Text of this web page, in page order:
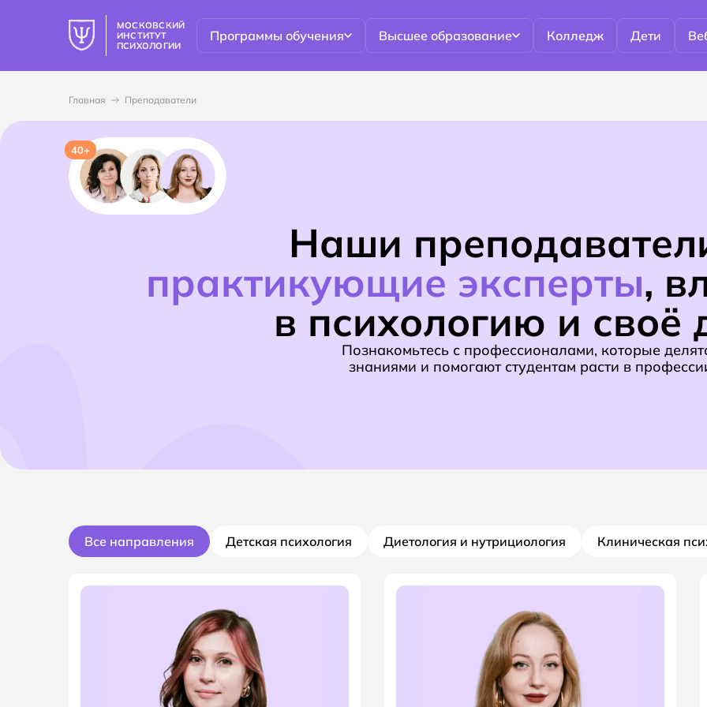
МОСКОВСКИЙ
ИНСТИТУТ
ПСИХОЛОГИИ
Программы обучения Высшее образование Колледж Дети
Главная Преподаватели
40+
Наши
практикующие эксперты,
в психологию и своё
Познакомьтесь с профессионалами, которые
знаниями и помогают студентам расти в
Все направления Детская психология Диетология и нутрициология Клиническая